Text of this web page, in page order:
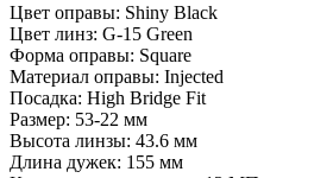
Цвет оправы: Shiny Black
Цвет линз: G-15 Green
Форма оправы: Square
Материал оправы: Injected
Посадка: High Bridge Fit
Размер: 53-22 мм
Высота линзы: 43.6 мм
Длина дужек: 155 мм